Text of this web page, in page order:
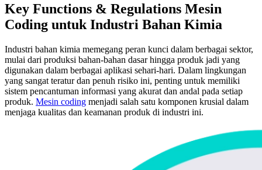
Key Functions & Regulations Mesin
Coding untuk Industri Bahan Kimia
Industri bahan kimia memegang peran kunci dalam berbagai sektor,
mulai dari produksi bahan-bahan dasar hingga produk jadi yang
digunakan dalam berbagai aplikasi sehari-hari. Dalam lingkungan
yang sangat teratur dan penuh risiko ini, penting untuk memiliki
sistem pencantuman informasi yang akurat dan andal pada setiap
produk. Mesin coding menjadi salah satu komponen krusial dalam
menjaga kualitas dan keamanan produk di industri ini.